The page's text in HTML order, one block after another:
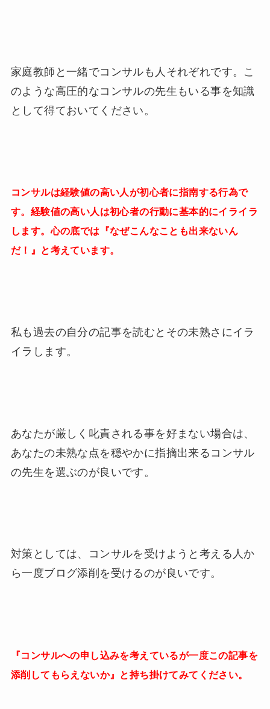
家庭教師と一緒でコンサルも人それぞれです。こ
のような高圧的なコンサルの先生もいる事を知識
として得ておいてください。
コンサルは経験値の高い人が初心者に指南する行為で
す。経験値の高い人は初心者の行動に基本的にイライラ
します。心の底では『なぜこんなことも出来ないん
だ！』と考えています。
私も過去の自分の記事を読むとその未熟さにイラ
イラします。
あなたが厳しく叱責される事を好まない場合は、
あなたの未熟な点を穏やかに指摘出来るコンサル
の先生を選ぶのが良いです。
対策としては、コンサルを受けようと考える人か
ら一度ブログ添削を受けるのが良いです。
『コンサルへの申し込みを考えているが一度この記事を
添削してもらえないか』と持ち掛けてみてください。